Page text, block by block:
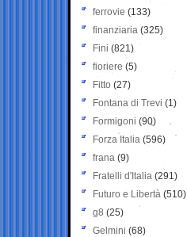
ferrovie (133)
finanziaria (325)
Fini (821)
fioriere (5)
Fitto (27)
Fontana di Trevi (1)
Formigoni (90)
Forza Italia (596)
frana (9)
Fratelli d'Italia (291)
Futuro e Libertà (510)
g8 (25)
Gelmini (68)